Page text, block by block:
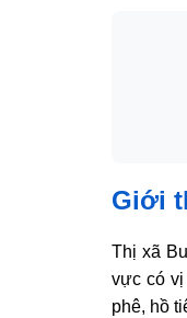
Giới
Thị xã
vực có vị
phê, hồ